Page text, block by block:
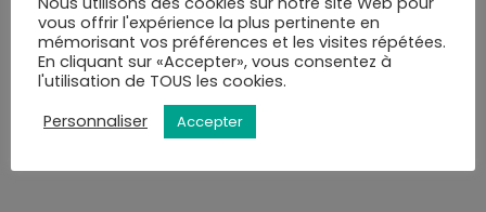
de la validation du panier.
VOUS AIMEREZ PEUT-ÊTRE AUSSI…
vous offrir l'expérience la plus pertinente en
mémorisant vos préférences et les visites répétées.
En cliquant sur «Accepter», vous consentez à
l'utilisation de TOUS les cookies.
Personnaliser
Accepter